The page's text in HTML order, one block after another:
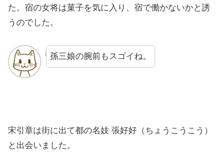
た。宿の女将は菓子を気に入り、宿で働かないかと誘
うのでした。
孫三娘の腕前もスゴイね。
宋引章は街に出て都の名妓 張好好（ちょうこうこう）
と出会いました。